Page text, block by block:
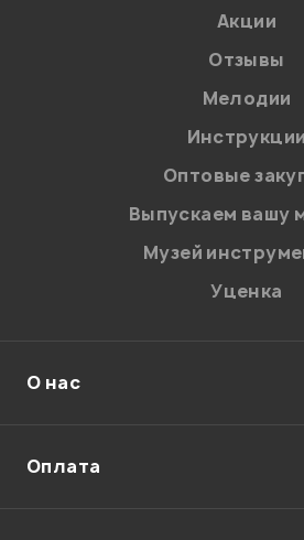
Акции
Отзывы
Мелодии
Инструкции
Оптовые
Выпускаем вашу
Музей
Уценка
О нас
Оплата